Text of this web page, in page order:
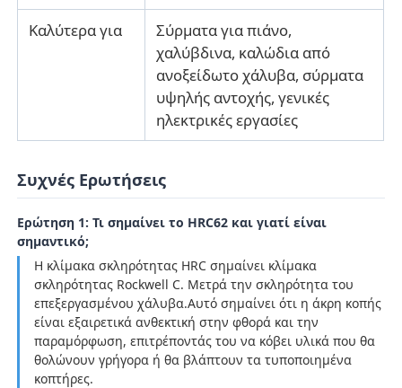
Καλύτερα για
Σύρματα για πιάνο,
χαλύβδινα, καλώδια από
ανοξείδωτο χάλυβα, σύρματα
υψηλής αντοχής, γενικές
ηλεκτρικές εργασίες
Συχνές Ερωτήσεις
Ερώτηση 1: Τι σημαίνει το HRC62 και γιατί είναι
σημαντικό;
Η κλίμακα σκληρότητας HRC σημαίνει κλίμακα
σκληρότητας Rockwell C. Μετρά την σκληρότητα του
επεξεργασμένου χάλυβα.Αυτό σημαίνει ότι η άκρη κοπής
είναι εξαιρετικά ανθεκτική στην φθορά και την
παραμόρφωση, επιτρέποντάς του να κόβει υλικά που θα
θολώνουν γρήγορα ή θα βλάπτουν τα τυποποιημένα
κοπτήρες.